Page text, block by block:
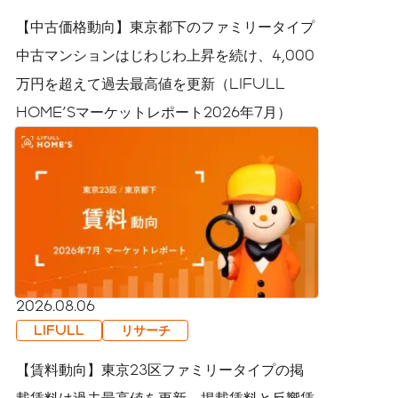
【中古価格動向】東京都下のファミリータイプ
中古マンションはじわじわ上昇を続け、4,000
万円を超えて過去最高値を更新（LIFULL
HOME'Sマーケットレポート2026年7月）
2026.08.06
LIFULL リサーチ
【賃料動向】東京23区ファミリータイプの掲